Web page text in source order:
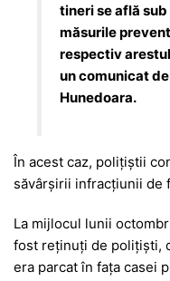
tineri se află
măsurile
respectiv
un comunicat
Hunedoara.
În acest caz, poliţiştii
săvârșirii infracțiunii de
La mijlocul lunii
fost reținuți de polițiști,
era parcat în fața casei